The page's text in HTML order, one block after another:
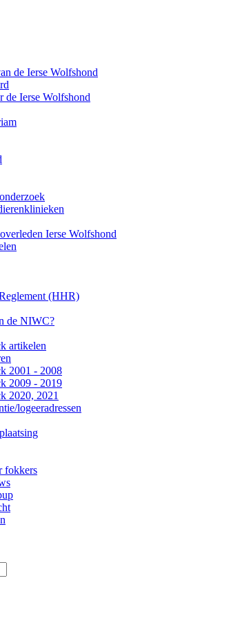
de Ierse Wolfshond
de Ierse Wolfshond
Ierse Wolfshond
(HHR)
de NIWC?
artikelen
2001 - 2008
2009 - 2019
2020, 2021
logeeradressen
fokkers